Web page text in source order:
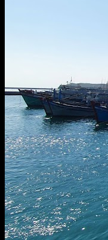
Chiếu sáng cho
Chiếu sáng
Chiếu sáng
Chiếu sáng nhà
Chiếu sáng
Chiếu sáng
Chiếu sáng
Chiếu sáng
Chiếu sáng
Chiếu sáng
Chiếu sáng
Chiếu sáng văn